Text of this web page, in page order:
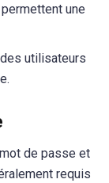
une
utilisateurs
de passe et
requis